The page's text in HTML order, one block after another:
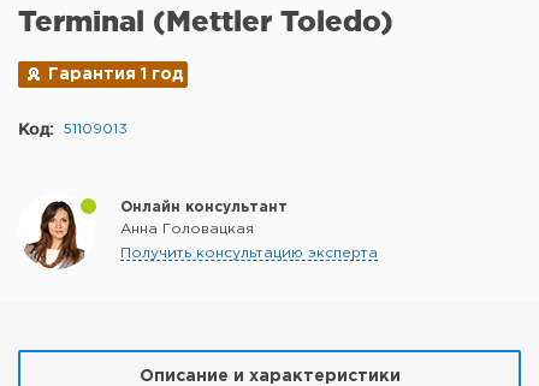
Terminal (Mettler Toledo)
Гарантия 1 год
Код: 51109013
Онлайн консультант
Анна Головацкая
Получить консультацию эксперта
Описание и характеристики